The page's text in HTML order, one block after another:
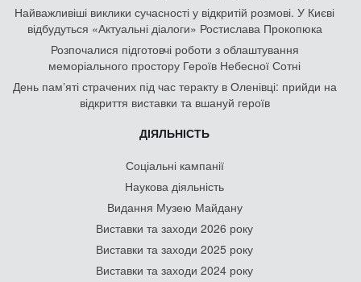
Найважливіші виклики сучасності у відкритій розмові. У Києві
відбудуться «Актуальні діалоги» Ростислава Прокопюка
Розпочалися підготовчі роботи з облаштування
меморіального простору Героїв Небесної Сотні
День памʼяті страчених під час теракту в Оленівці: прийди на
відкриття виставки та вшануй героїв
ДІЯЛЬНІСТЬ
Соціальні кампанії
Наукова діяльність
Видання Музею Майдану
Виставки та заходи 2026 року
Виставки та заходи 2025 року
Виставки та заходи 2024 року